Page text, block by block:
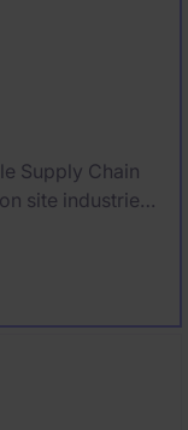
Supply Chain
site industriel
Chain
et fédère les